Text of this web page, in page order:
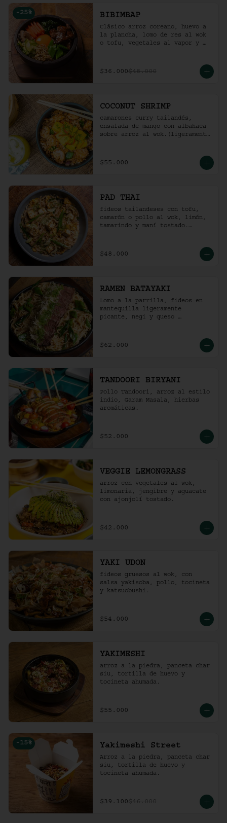
-25 % BIBIMBAP
Clásico arroz coreano, huevo a
la plancha, lomo de res al wok
o tofu, vegetales al vapor y
$36.000$48.000
COCONUT SHRIMP
camarones curry tailandés,
ensalada de mango con albahaca
sobre arroz al wok.(ligeramente
$55.000
PAD THAI
fideos tailandeses con tofu,
camarón o pollo al wok, limón,
tamarindo y maní tostado.
$48.000
RAMEN BATAYAKI
Lomo a la parrilla, fideos en
mantequilla ligeramente
picante, negi y queso
$62.000
TANDOORI BIRYANI
Pollo Tandoori, arroz al estilo
indio, Garam Masala, hierbas
aromáticas.
$52.000
VEGGIE LEMONGRASS
arroz con vegetales al wok,
limonaria, jengibre y aguacate
con ajonjolí tostado.
$42.000
YAKI UDON
fideos gruesos al wok, con
salsa yakisoba, pollo, tocineta
y katsuobushi.
$54.000
YAKIMESHI
arroz a la piedra, panceta char
siu, tortilla de huevo y
tocineta ahumada.
$55.000
-15 % Yakimeshi Street
Arroz a la piedra, panceta char
siu, tortilla de huevo y
tocineta ahumada.
$39.100$46.000